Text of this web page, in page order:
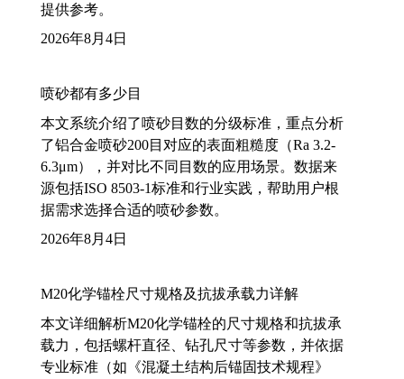
提供参考。
2026年8月4日
喷砂都有多少目
本文系统介绍了喷砂目数的分级标准，重点分析
了铝合金喷砂200目对应的表面粗糙度（Ra 3.2-
6.3μm），并对比不同目数的应用场景。数据来
源包括ISO 8503-1标准和行业实践，帮助用户根
据需求选择合适的喷砂参数。
2026年8月4日
M20化学锚栓尺寸规格及抗拔承载力详解
本文详细解析M20化学锚栓的尺寸规格和抗拔承
载力，包括螺杆直径、钻孔尺寸等参数，并依据
专业标准（如《混凝土结构后锚固技术规程》